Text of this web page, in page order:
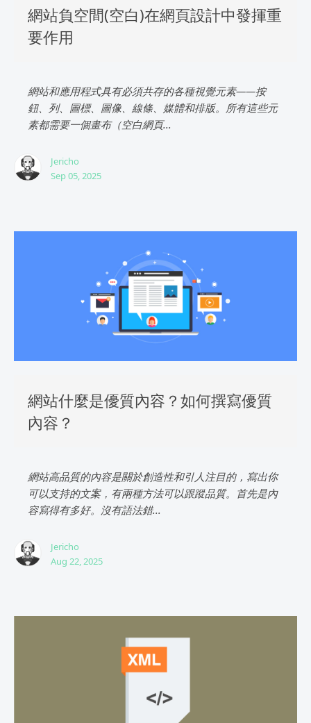
網站負空間(空白)在網頁設計中發揮重
要作用
網站和應用程式具有必須共存的各種視覺元素——按
鈕、列、圖標、圖像、線條、媒體和排版。所有這些元
素都需要一個畫布（空白網頁...
Jericho
Sep 05, 2025
網站什麼是優質內容？如何撰寫優質
內容？
網站高品質的內容是關於創造性和引人注目的，寫出你
可以支持的文案，有兩種方法可以跟蹤品質。首先是內
容寫得有多好。沒有語法錯...
Jericho
Aug 22, 2025